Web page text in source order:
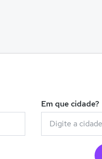
Em que cidade?